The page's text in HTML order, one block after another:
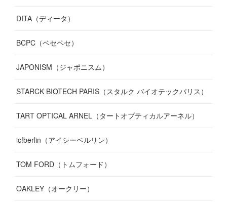
DITA（ディータ）
BCPC（ベセペセ）
JAPONISM（ジャポニスム）
STARCK BIOTECH PARIS（スタルク バイオテックパリス）
TART OPTICAL ARNEL（タートオプティカルアーネル）
ic!berlin（アイシーベルリン）
TOM FORD（トムフォード）
OAKLEY（オークリー）